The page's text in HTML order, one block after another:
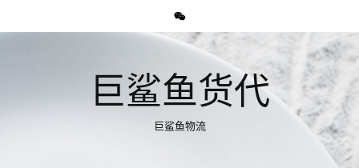
巨鲨鱼货代
巨鲨鱼物流